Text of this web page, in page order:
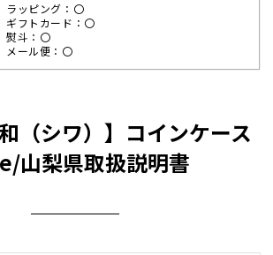
ラッピング：〇
ギフトカード：〇
熨斗：〇
メール便：〇
和（シワ）】コインケース
山梨県取扱説明書